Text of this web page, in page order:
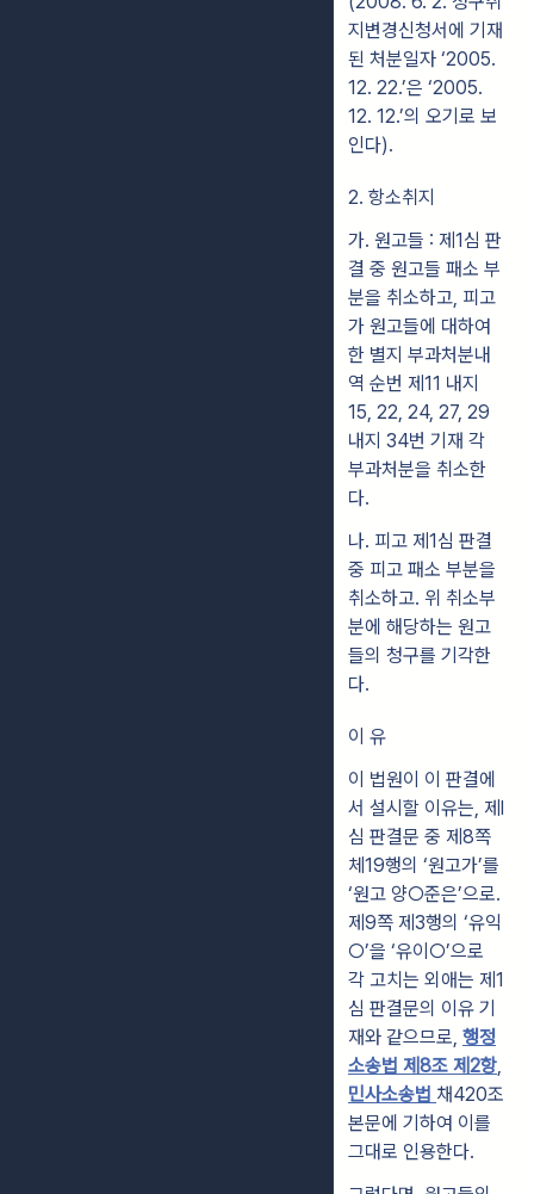
지변경신청서에 기재
된 처분일자 ‘2005.
12. 22.’은 ‘2005.
12. 12.’의 오기로 보
인다).
2. 항소취지
가. 원고들 : 제1심 판
결 중 원고들 패소 부
분을 취소하고, 피고
가 원고들에 대하여
한 별지 부과처분내
역 순번 제11 내지
15, 22, 24, 27, 29
내지 34번 기재 각
부과처분을 취소한
다.
나. 피고 제1심 판결
중 피고 패소 부분을
취소하고. 위 취소부
분에 해당하는 원고
들의 청구를 기각한
다.
이 유
이 법원이 이 판결에
서 설시할 이유는, 제l
심 판결문 중 제8쪽
체19행의 ‘원고가’를
‘원고 양○준은’으로.
제9쪽 제3행의 ‘유익
○’을 ‘유이○’으로
각 고치는 외애는 제1
심 판결문의 이유 기
재와 같으므로, 행정
소송법 제8조 제2항,
민사소송법 채420조
본문에 기하여 이를
그대로 인용한다.